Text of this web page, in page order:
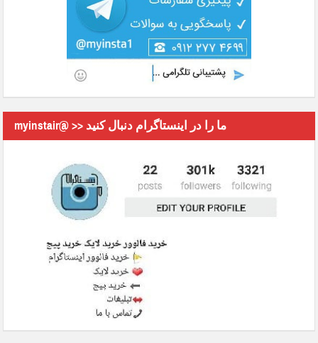
myinstair@ >> ما را در اینستاگرام دنبال کنید